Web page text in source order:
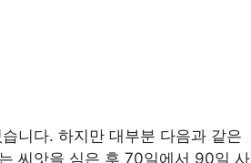
니다. 하지만 대부분 다음과 같은
씨앗을 심은 후 70일에서 90일 사